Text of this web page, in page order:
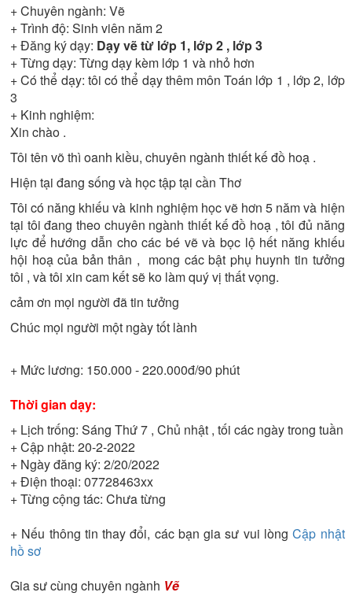
+ Chuyên ngành: Vẽ
+ Trình độ: Sinh viên năm 2
+ Đăng ký dạy: Dạy vẽ từ lớp 1, lớp 2 , lớp 3
+ Từng dạy: Từng dạy kèm lớp 1 và nhỏ hơn
+ Có thể dạy: tôi có thể dạy thêm môn Toán lớp 1 , lớp 2, lớp
3
+ Kinh nghiệm:
Xin chào .
Tôi tên võ thì oanh kiều, chuyên ngành thiết kế đồ hoạ .
Hiện tại đang sống và học tập tại cần Thơ
Tôi có năng khiếu và kinh nghiệm học vẽ hơn 5 năm và hiện
tại tôi đang theo chuyên ngành thiết kế đồ hoạ , tôi đủ năng
lực để hướng dẫn cho các bé vẽ và bọc lộ hết năng khiếu
hội hoạ của bản thân , mong các bật phụ huynh tin tưởng
tôi , và tôi xin cam kết sẽ ko làm quý vị thất vọng.
cảm ơn mọi người đã tin tưởng
Chúc mọi người một ngày tốt lành
+ Mức lương: 150.000 - 220.000đ/90 phút
Thời gian dạy:
+ Lịch trống: Sáng Thứ 7 , Chủ nhật , tối các ngày trong tuần
+ Cập nhật: 20-2-2022
+ Ngày đăng ký: 2/20/2022
+ Điện thoại: 07728463xx
+ Từng cộng tác: Chưa từng
+ Nếu thông tin thay đổi, các bạn gia sư vui lòngCập nhật
hồ sơ
Gia sư cùng chuyên ngành Vẽ